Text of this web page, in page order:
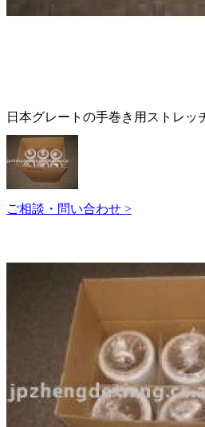
日本グレートの手巻き用ストレッ
ご相談・問い合わせ >